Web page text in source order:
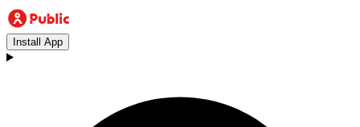
Install App